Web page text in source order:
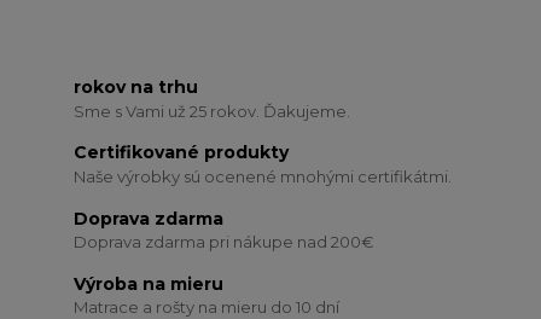
rokov na trhu
Sme s Vami už 25 rokov. Ďakujeme.
Certifikované produkty
Naše výrobky sú ocenené mnohými certifikátmi.
Doprava zdarma
Doprava zdarma pri nákupe nad 200€
Výroba na mieru
Matrace a rošty na mieru do 10 dní